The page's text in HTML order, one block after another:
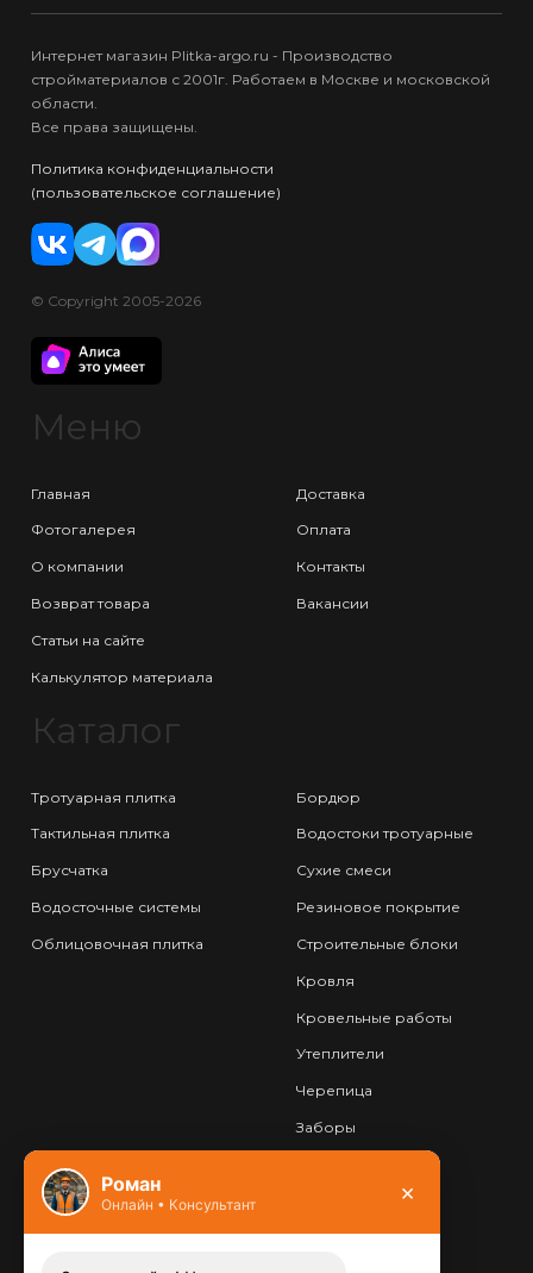
Интернет магазин Plitka-argo.ru - Производство
стройматериалов с 2001г. Работаем в Москве и московской
области.
Все права защищены.
Политика конфиденциальности
(пользовательское соглашение)
© Copyright 2005-2026
Меню
Главная
Фотогалерея
О компании
Возврат товара
Статьи на сайте
Калькулятор материала
Доставка
Оплата
Контакты
Вакансии
Каталог
Тротуарная плитка
Тактильная плитка
Брусчатка
Водосточные системы
Облицовочная плитка
Бордюр
Водостоки тротуарные
Сухие смеси
Резиновое покрытие
Строительные блоки
Кровля
Кровельные работы
Утеплители
Черепица
Заборы
Контакты
Заказать звонок
Роман
Онлайн • Консультант ×